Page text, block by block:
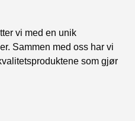
vi med en unik
Sammen med oss har vi
som gjør